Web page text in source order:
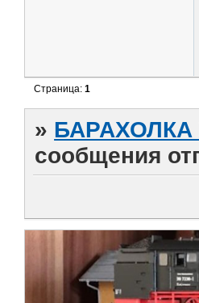
Страница:1
» БАРАХОЛКА
сообщения